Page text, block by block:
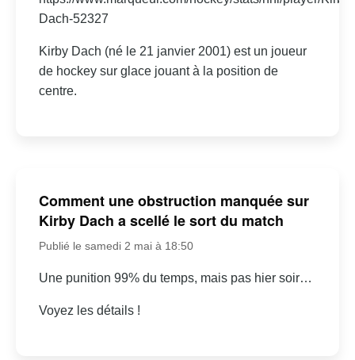
Dach-52327
Kirby Dach (né le 21 janvier 2001) est un joueur
de hockey sur glace jouant à la position de
centre.
Comment une obstruction manquée sur
Kirby Dach a scellé le sort du match
Publié le samedi 2 mai à 18:50
Une punition 99% du temps, mais pas hier soir…
Voyez les détails !